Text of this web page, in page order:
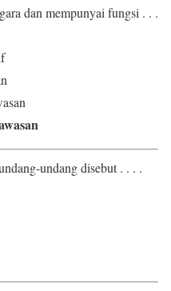
dan mempunyai fungsi . . .
undang disebut . . . .